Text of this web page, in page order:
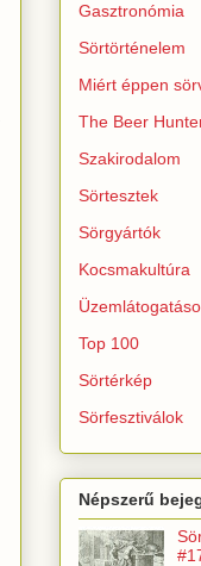
Gasztronómia
Sörtörténelem
Miért éppen
The Beer
Szakirodalom
Sörtesztek
Sörgyártók
Kocsmakultúra
Top 100
Sörtérkép
Sörfesztiválok
Népszerű